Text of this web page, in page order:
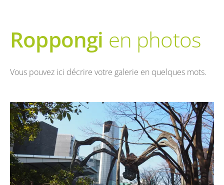
Roppongi en photos
Vous pouvez ici décrire votre galerie en quelques mots.